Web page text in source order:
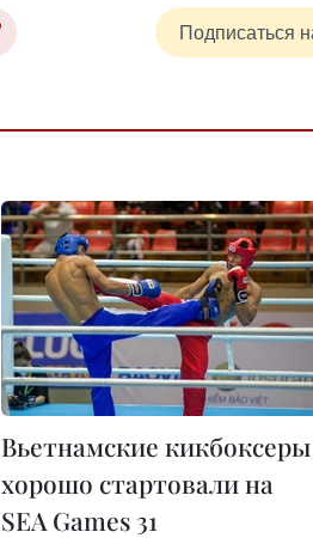
Подписаться
Вьетнамские кикбоксеры
хорошо стартовали на
SEA Games 31